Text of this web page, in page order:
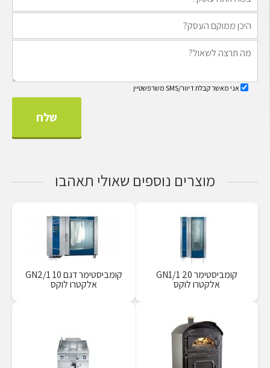
אני מאשר קבלת דיוור/SMS משרפשטיין
מוצרים נוספים שאולי תאהבו
קומביסטימר 20 GN1/1
אלקטרו לוקס
קומביסטימר דגם 10 GN2/1
אלקטרו לוקס